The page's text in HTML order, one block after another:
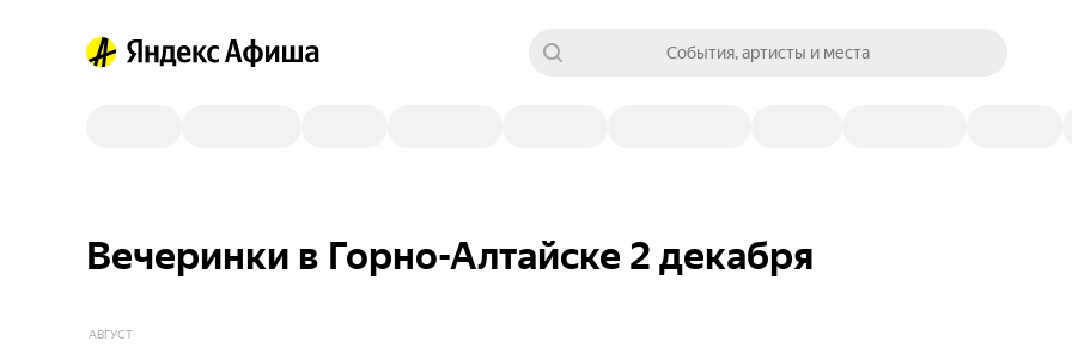
События, артисты и места
Вечеринки в Горно-Алтайске 2 декабря
АВГУСТ